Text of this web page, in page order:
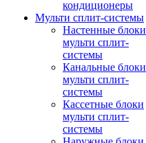
кондиционеры
Мульти сплит-системы
Настенные блоки
мульти сплит-
системы
Канальные блоки
мульти сплит-
системы
Кассетные блоки
мульти сплит-
системы